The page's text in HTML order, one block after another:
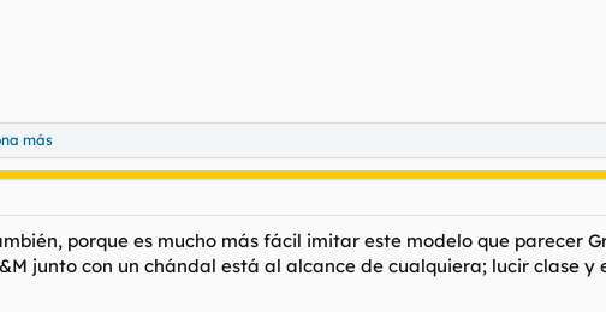
más
porque es mucho más fácil imitar este modelo que parecer
junto con un chándal está al alcance de cualquiera; lucir clase